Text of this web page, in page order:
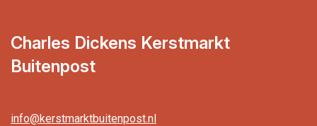
Charles Dickens Kerstmarkt
Buitenpost
info@kerstmarktbuitenpost.nl